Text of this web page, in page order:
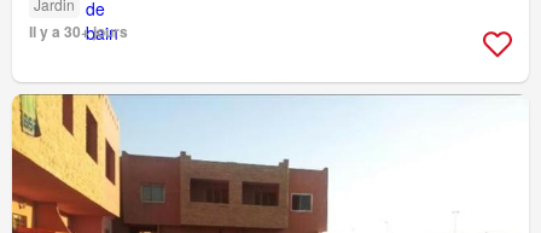
Jardin
Il y a 30+ jours